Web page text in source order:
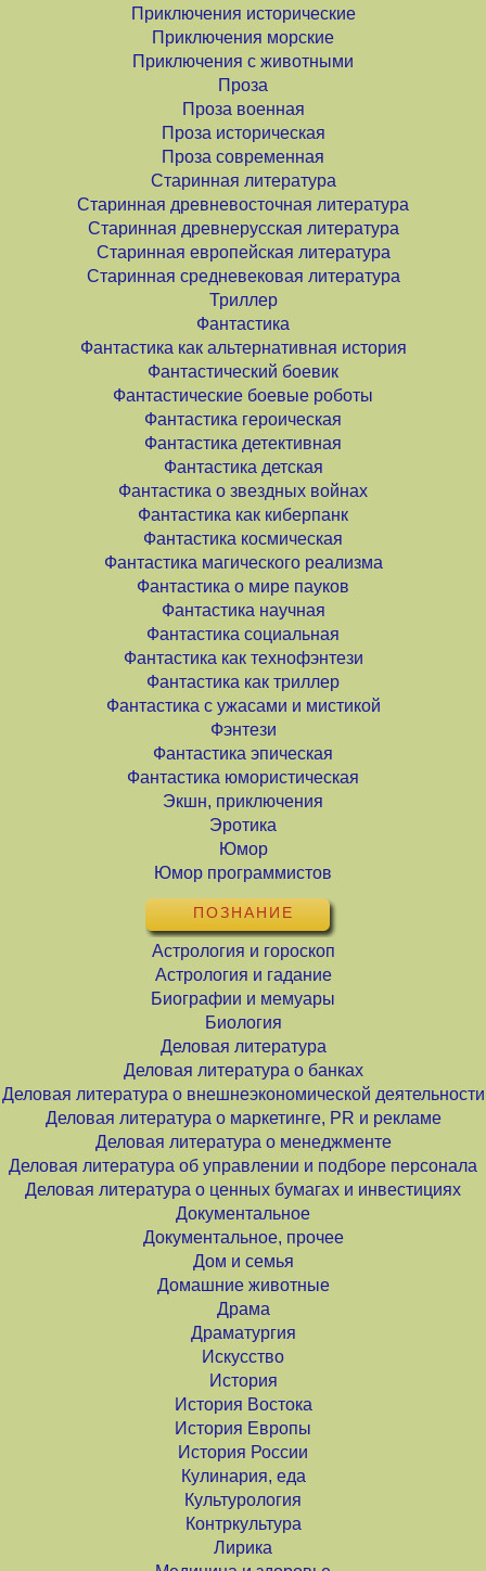
Приключения исторические
Приключения морские
Приключения с животными
Проза
Проза военная
Проза историческая
Проза современная
Старинная литература
Старинная древневосточная литература
Старинная древнерусская литература
Старинная европейская литература
Старинная средневековая литература
Триллер
Фантастика
Фантастика как альтернативная история
Фантастический боевик
Фантастические боевые роботы
Фантастика героическая
Фантастика детективная
Фантастика детская
Фантастика о звездных войнах
Фантастика как киберпанк
Фантастика космическая
Фантастика магического реализма
Фантастика о мире пауков
Фантастика научная
Фантастика социальная
Фантастика как технофэнтези
Фантастика как триллер
Фантастика с ужасами и мистикой
Фэнтези
Фантастика эпическая
Фантастика юмористическая
Экшн, приключения
Эротика
Юмор
Юмор программистов
ПОЗНАНИЕ
Астрология и гороскоп
Астрология и гадание
Биографии и мемуары
Биология
Деловая литература
Деловая литература о банках
Деловая литература о внешнеэкономической деятельности
Деловая литература о маркетинге, PR и рекламе
Деловая литература о менеджменте
Деловая литература об управлении и подборе персонала
Деловая литература о ценных бумагах и инвестициях
Документальное
Документальное, прочее
Дом и семья
Домашние животные
Драма
Драматургия
Искусство
История
История Востока
История Европы
История России
Кулинария, еда
Культурология
Контркультура
Лирика